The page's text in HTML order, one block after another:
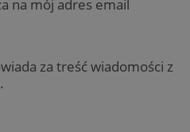
na mój adres email
za treść wiadomości z